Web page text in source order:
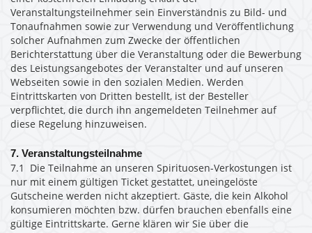
Veranstaltungsteilnehmer sein Einverständnis zu Bild-­ und
Tonaufnahmen sowie zur Verwendung und Veröffentlichung
solcher Aufnahmen zum Zwecke der öffentlichen
Berichterstattung über die Veranstaltung oder die Bewerbung
des Leistungsangebotes der Veranstalter und auf unseren
Webseiten sowie in den sozialen Medien. Werden
Eintrittskarten von Dritten bestellt, ist der Besteller
verpflichtet, die durch ihn angemeldeten Teilnehmer auf
diese Regelung hinzuweisen.
7. Veranstaltungsteilnahme
7.1 Die Teilnahme an unseren Spirituosen-Verkostungen ist
nur mit einem gültigen Ticket gestattet, uneingelöste
Gutscheine werden nicht akzeptiert. Gäste, die kein Alkohol
konsumieren möchten bzw. dürfen brauchen ebenfalls eine
gültige Eintrittskarte. Gerne klären wir Sie über die